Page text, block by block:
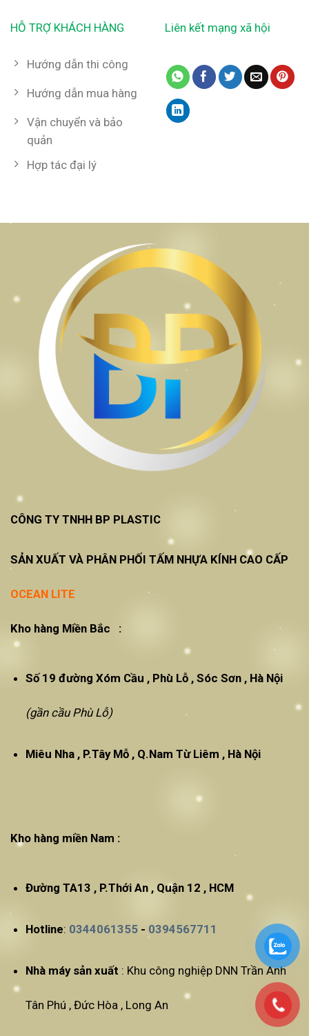
HỖ TRỢ KHÁCH HÀNG
Hướng dẫn thi công
Hướng dẫn mua hàng
Vận chuyển và bảo
quản
Hợp tác đại lý
Liên kết mạng xã hội
CÔNG TY TNHH BP PLASTIC
SẢN XUẤT VÀ PHÂN PHỐI TẤM NHỰA KÍNH CAO CẤP
OCEAN LITE
Kho hàng Miền Bắc :
Số 19 đường Xóm Cầu , Phù Lỗ , Sóc Sơn , Hà Nội
(gần cầu Phù Lỗ)
Miêu Nha , P.Tây Mỗ , Q.Nam Từ Liêm , Hà Nội
Kho hàng miền Nam :
Đường TA13 , P.Thới An , Quận 12 , HCM
Hotline: 0344061355- 0394567711
Nhà máy sản xuất : Khu công nghiệp DNN Trần Anh
Tân Phú , Đức Hòa , Long An